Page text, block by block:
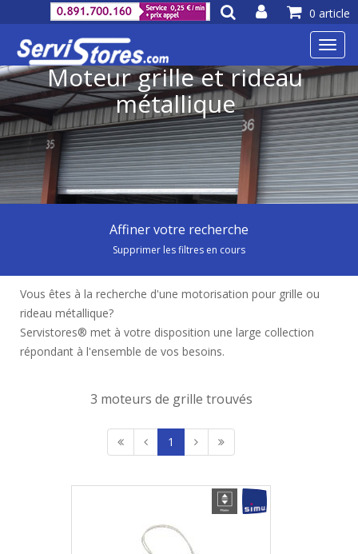
0 article
Moteur grille et rideau
métallique
Affiner votre recherche
Supprimer les filtres en cours
Vous êtes à la recherche d'une motorisation pour grille ou
rideau métallique?
Servistores® met à votre disposition une large collection
répondant à l'ensemble de vos besoins.
3 moteurs de grille trouvés
1